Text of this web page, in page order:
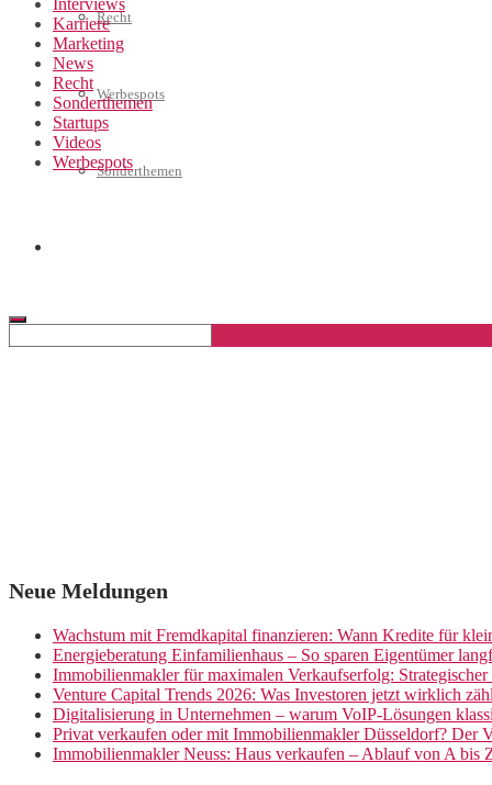
Recht
Werbespots
Sonderthemen
Interviews
Karriere
Marketing
News
Recht
Sonderthemen
Startups
Videos
Werbespots
Neue Meldungen
Wachstum mit Fremdkapital finanzieren: Wann Kredite für
Energieberatung Einfamilienhaus – So sparen Eigentümer
Immobilienmakler für maximalen Verkaufserfolg:
Venture Capital Trends 2026: Was Investoren jetzt wirklich
Digitalisierung in Unternehmen – warum VoIP-Lösungen
Privat verkaufen oder mit Immobilienmakler Düsseldorf? Der
Immobilienmakler Neuss: Haus verkaufen – Ablauf von A bis